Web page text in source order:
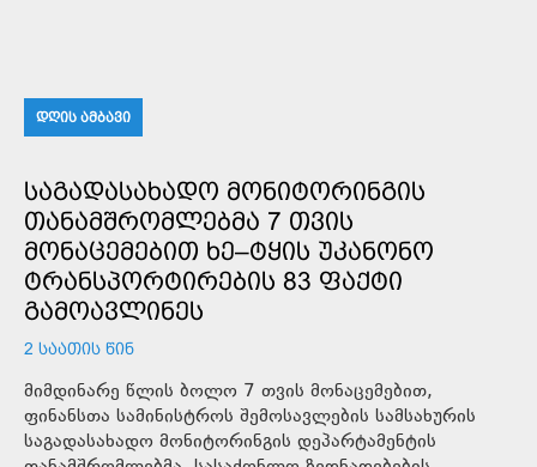
ᲓᲦᲘᲡ ᲐᲛᲑᲐᲕᲘ
ᲡᲐᲒᲐᲓᲐᲡᲐᲮᲐᲓᲝ ᲛᲝᲜᲘᲢᲝᲠᲘᲜᲒᲘᲡ
ᲗᲐᲜᲐᲛᲨᲠᲝᲛᲚᲔᲑᲛᲐ 7 ᲗᲕᲘᲡ
ᲛᲝᲜᲐᲪᲔᲛᲔᲑᲘᲗ ᲮᲔ–ᲢᲧᲘᲡ ᲣᲙᲐᲜᲝᲜᲝ
ᲢᲠᲐᲜᲡᲞᲝᲠᲢᲘᲠᲔᲑᲘᲡ 83 ᲤᲐᲥᲢᲘ
ᲒᲐᲛᲝᲐᲕᲚᲘᲜᲔᲡ
2 ᲡᲐᲐᲗᲘᲡ ᲬᲘᲜ
მიმდინარე წლის ბოლო 7 თვის მონაცემებით,
ფინანსთა სამინისტროს შემოსავლების სამსახურის
საგადასახადო მონიტორინგის დეპარტამენტის